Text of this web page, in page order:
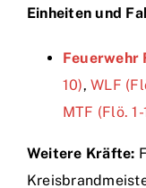
Einheiten und
Feuerwehr
10),WLF
MTF (Flö. 1-
Weitere Kräfte: